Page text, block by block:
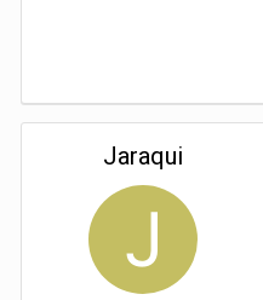
Jaraqui